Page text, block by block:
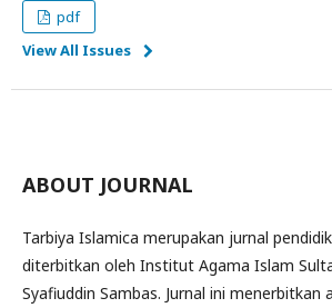
pdf
View All Issues
ABOUT JOURNAL
Tarbiya Islamica merupakan jurnal
diterbitkan oleh Institut Agama Islam
Syafiuddin Sambas. Jurnal ini menerbitkan